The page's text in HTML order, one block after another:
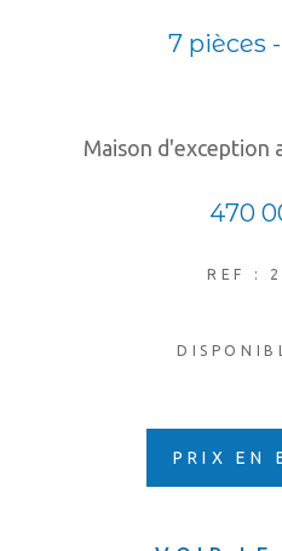
7 pièces
Maison d'exception
470
REF :
PRIX EN